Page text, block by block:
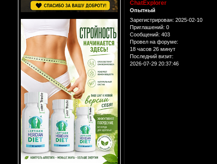
ChatExplorer
Опытный
Зарегистрирован: 2025-02-10
Приглашений: 0
Сообщений: 403
Провел на форуме:
18 часов 26 минут
Последний визит:
2026-07-29 20:37:46